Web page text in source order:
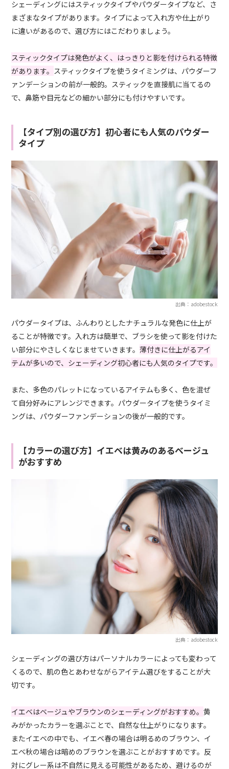
シェーディングにはスティックタイプやパウダータイプなど、さ
まざまなタイプがあります。タイプによって入れ方や仕上がり
に違いがあるので、選び方にはこだわりましょう。
スティックタイプは発色がよく、はっきりと影を付けられる特徴
があります。 スティックタイプを使うタイミングは、パウダーフ
ァンデーションの前が一般的。スティックを直接肌に当てるの
で、鼻筋や目元などの細かい部分にも付けやすいです。
【タイプ別の選び方】初心者にも人気のパウダー
タイプ
出典：adobestock
パウダータイプは、ふんわりとしたナチュラルな発色に仕上が
ることが特徴です。入れ方は簡単で、ブラシを使って影を付けた
い部分にやさしくなじませていきます。薄付きに仕上がるアイ
テムが多いので、シェーディング初心者にも人気のタイプです。
また、多色のパレットになっているアイテムも多く、色を混ぜ
て自分好みにアレンジできます。パウダータイプを使うタイミ
ングは、パウダーファンデーションの後が一般的です。
【カラーの選び方】イエベは黄みのあるベージュ
がおすすめ
出典：adobestock
シェーディングの選び方はパーソナルカラーによっても変わって
くるので、肌の色とあわせながらアイテム選びをすることが大
切です。
イエベはベージュやブラウンのシェーディングがおすすめ。黄
みがかったカラーを選ぶことで、自然な仕上がりになります。
またイエベの中でも、イエベ春の場合は明るめのブラウン、イ
エベ秋の場合は暗めのブラウンを選ぶことがおすすめです。反
対にグレー系は不自然に見える可能性があるため、避けるのが